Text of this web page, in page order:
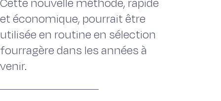
et économique, pourrait être
utilisée en routine en sélection
fourragère dans les années à
venir.